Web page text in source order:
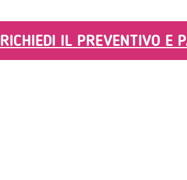
RICHIEDI IL PREVENTIVO E